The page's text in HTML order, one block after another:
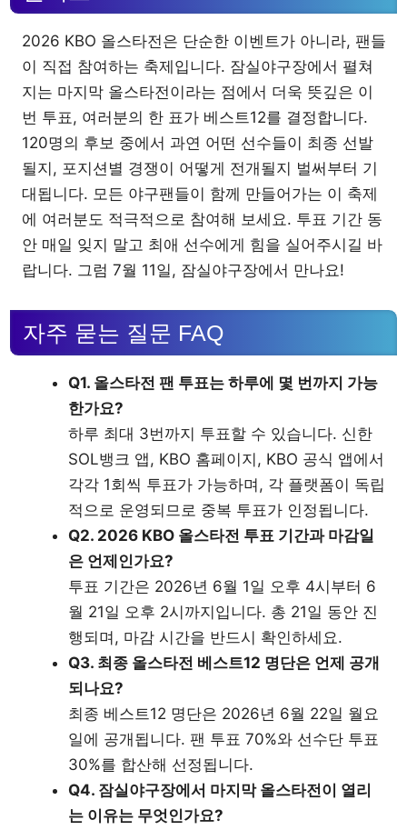
2026 KBO 올스타전은 단순한 이벤트가 아니라, 팬들
이 직접 참여하는 축제입니다. 잠실야구장에서 펼쳐
지는 마지막 올스타전이라는 점에서 더욱 뜻깊은 이
번 투표, 여러분의 한 표가 베스트12를 결정합니다.
120명의 후보 중에서 과연 어떤 선수들이 최종 선발
될지, 포지션별 경쟁이 어떻게 전개될지 벌써부터 기
대됩니다. 모든 야구팬들이 함께 만들어가는 이 축제
에 여러분도 적극적으로 참여해 보세요. 투표 기간 동
안 매일 잊지 말고 최애 선수에게 힘을 실어주시길 바
랍니다. 그럼 7월 11일, 잠실야구장에서 만나요!
자주 묻는 질문 FAQ
Q1. 올스타전 팬 투표는 하루에 몇 번까지 가능
한가요?
하루 최대 3번까지 투표할 수 있습니다. 신한
SOL뱅크 앱, KBO 홈페이지, KBO 공식 앱에서
각각 1회씩 투표가 가능하며, 각 플랫폼이 독립
적으로 운영되므로 중복 투표가 인정됩니다.
Q2. 2026 KBO 올스타전 투표 기간과 마감일
은 언제인가요?
투표 기간은 2026년 6월 1일 오후 4시부터 6
월 21일 오후 2시까지입니다. 총 21일 동안 진
행되며, 마감 시간을 반드시 확인하세요.
Q3. 최종 올스타전 베스트12 명단은 언제 공개
되나요?
최종 베스트12 명단은 2026년 6월 22일 월요
일에 공개됩니다. 팬 투표 70%와 선수단 투표
30%를 합산해 선정됩니다.
Q4. 잠실야구장에서 마지막 올스타전이 열리
는 이유는 무엇인가요?